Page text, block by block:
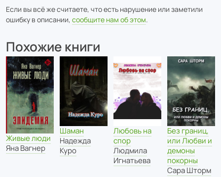
Если вы всё же считаете, что есть нарушение или заметили
ошибку в описании, сообщите нам об этом.
Похожие книги
Живые люди
Яна Вагнер
Шаман
Надежда
Куро
Любовь на
спор
Людмила
Игнатьева
Без границ,
или Любви и
демоны
покорны
Сара Шторм